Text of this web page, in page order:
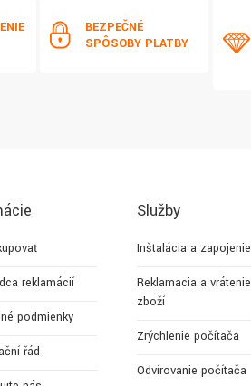
BEZPEČNÉ
SPÔSOBY PLATBY
reklamácií
podmienky
řád
Služby
Inštalácia a zapojenie
Reklamacia a vrátenie
zboží
Zrýchlenie počítača
Odvírovanie počítača